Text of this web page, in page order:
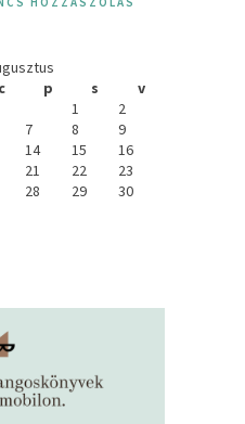
c p s
v
1
2
7 8
9
14 15
16
21 22
23
28 29
30